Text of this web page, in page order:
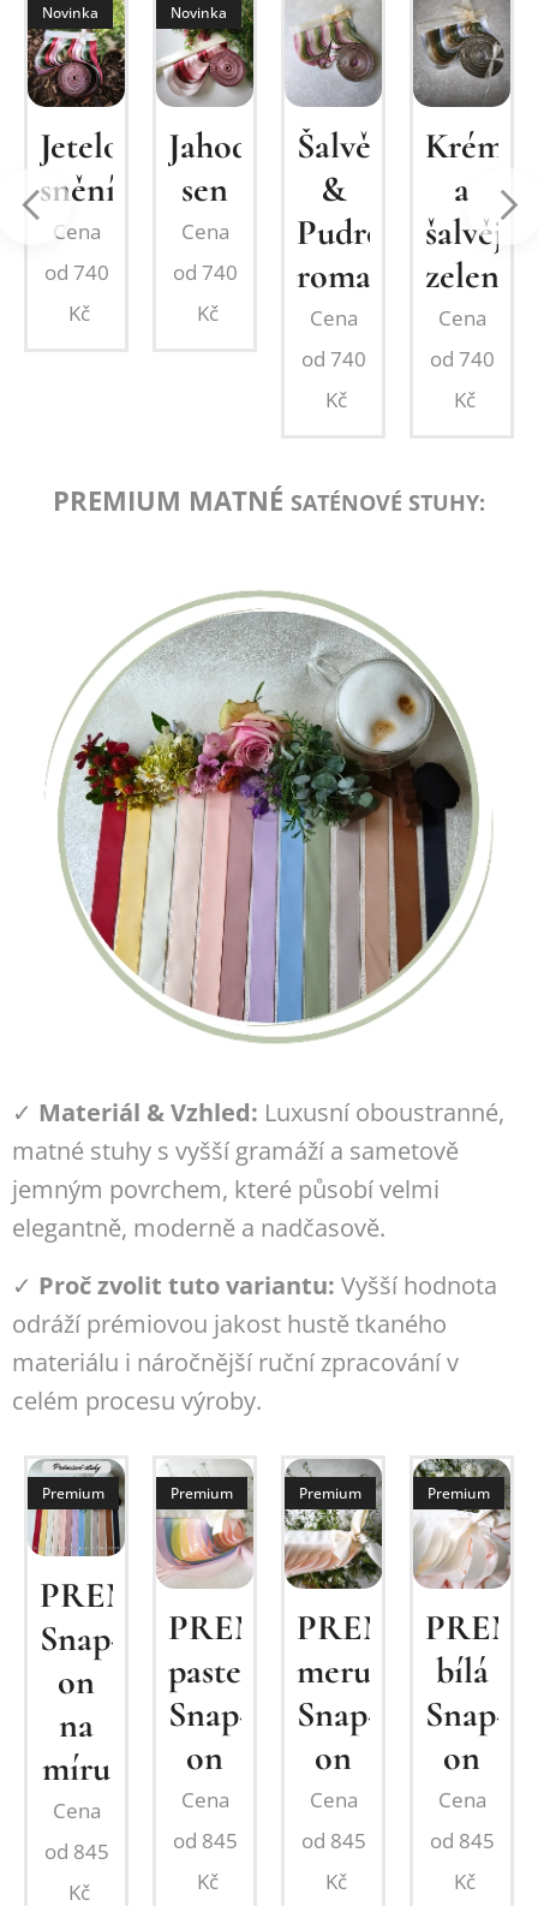
Jetelové
snění
Novinka
Cena
od 740
Kč
Jahodový
sen
Novinka
Cena
od 740
Kč
Šalvěj
&
Pudrovorůžová
romance
Cena
od 740
Kč
a
zelená
Cena
od 740
Kč
PREMIUM MATNÉ SATÉNOVÉ STUHY:
✓ Materiál & Vzhled: Luxusní oboustranné,
matné stuhy s vyšší gramáží a sametově
jemným povrchem, které působí velmi
elegantně, moderně a nadčasově.
✓ Proč zvolit tuto variantu: Vyšší hodnota
odráží prémiovou jakost hustě tkaného
materiálu i náročnější ruční zpracování v
celém procesu výroby.
PREMIUM
Snap-
on
na
míru
Premium
Cena
od 845
Kč
PREMIUM
pastelový
Snap-
on
Premium
Cena
od 845
Kč
PREMIUM
meruňková
Snap-
on
Premium
Cena
od 845
Kč
bílá
Snap-
on
Premium
Cena
od 845
Kč